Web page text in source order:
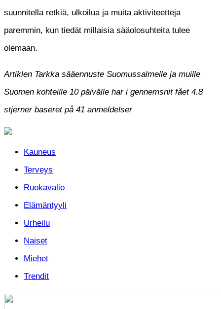
suunnitella retkiä, ulkoilua ja muita aktiviteetteja
paremmin, kun tiedät millaisia sääolosuhteita tulee
olemaan.
Artiklen Tarkka sääennuste Suomussalmelle ja muille
Suomen kohteille 10 päivälle har i gennemsnit fået 4.8
stjerner baseret på 41 anmeldelser
Kauneus
Terveys
Ruokavalio
Elämäntyyli
Urheilu
Naiset
Miehet
Trendit